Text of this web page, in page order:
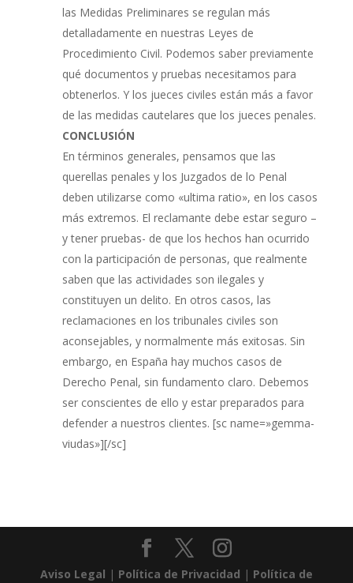
las Medidas Preliminares se regulan más
detalladamente en nuestras Leyes de
Procedimiento Civil. Podemos saber previamente
qué documentos y pruebas necesitamos para
obtenerlos. Y los jueces civiles están más a favor
de las medidas cautelares que los jueces penales.
CONCLUSIÓN
En términos generales, pensamos que las
querellas penales y los Juzgados de lo Penal
deben utilizarse como «ultima ratio», en los casos
más extremos. El reclamante debe estar seguro –
y tener pruebas- de que los hechos han ocurrido
con la participación de personas, que realmente
saben que las actividades son ilegales y
constituyen un delito. En otros casos, las
reclamaciones en los tribunales civiles son
aconsejables, y normalmente más exitosas. Sin
embargo, en España hay muchos casos de
Derecho Penal, sin fundamento claro. Debemos
ser conscientes de ello y estar preparados para
defender a nuestros clientes. [sc name=»gemma-
viudas»][/sc]
Aviso Legal | Política de Privacidad | Política de